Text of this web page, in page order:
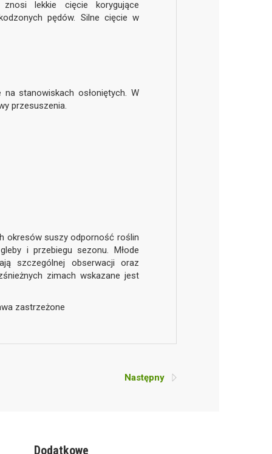
lekkie cięcie korygujące
pędów. Silne cięcie w
stanowiskach osłoniętych. W
przesuszenia.
okresów suszy odporność roślin
i przebiegu sezonu. Młode
szczególnej obserwacji oraz
zimach wskazane jest
zastrzeżone
Następny
Dodatkowe